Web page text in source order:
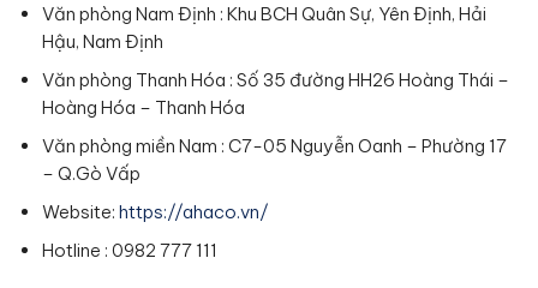
Văn phòng Nam Định : Khu BCH Quân Sự, Yên Định, Hải
Hậu, Nam Định
Văn phòng Thanh Hóa : Số 35 đường HH26 Hoàng Thái –
Hoàng Hóa – Thanh Hóa
Văn phòng miền Nam : C7-05 Nguyễn Oanh – Phường 17
– Q.Gò Vấp
Website: https://ahaco.vn/
Hotline : 0982 777 111